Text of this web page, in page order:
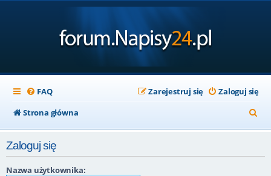
FAQ Zaloguj się
Zarejestruj się
Strona główna
z
Zaloguj się
Nazwa użytkownika: